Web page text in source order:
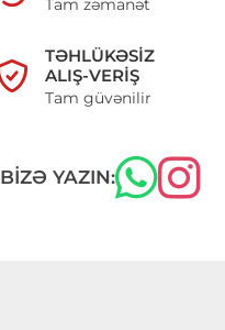
Tam zəmanət
TƏHLÜKƏSIZ
ALIŞ-VERIŞ
Tam güvənilir
BIZƏ YAZIN: